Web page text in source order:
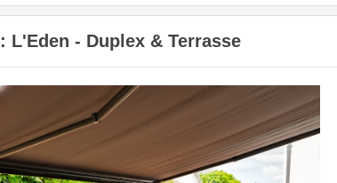
L'Eden - Duplex & Terrasse
Next